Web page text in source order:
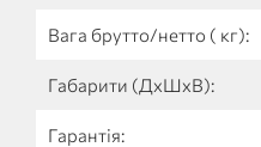
Вага брутто/нетто ( кг):
Габарити (ДхШхВ):
Гарантія: